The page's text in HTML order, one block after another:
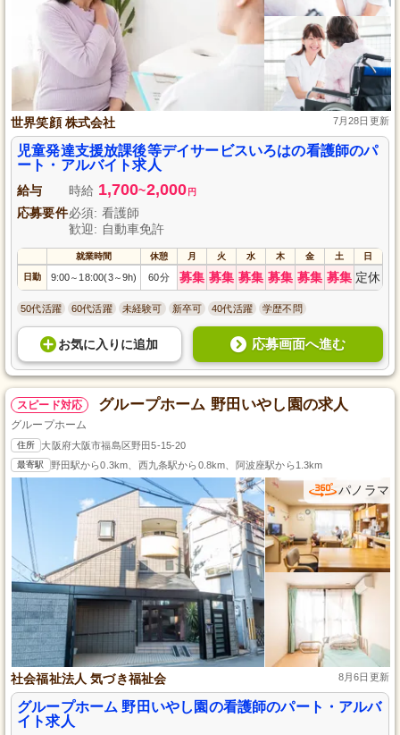
世界笑顔 株式会社 7月28日更新
児童発達支援放課後等デイサービスいろはの看護師のパ
ート・アルバイト求人
給与 時給 1,700~2,000 円
応募要件必須: 看護師
歓迎: 自動車免許
就業時間 休憩 月 火 水 木 金 土 日
日勤 9:00～ 18:00(3～9h) 60分 募集 募集 募集 募集 募集 募集 定休
50代活躍 60代活躍 未経験可 新卒可 40代活躍 学歴不問
お気に入り に追加 応募画面へ進む
スピード対応 グループホーム 野田いやし園の求人
グループホーム
住所 大阪府大阪市福島区野田5-15-20
最寄駅 野田駅から0.3km、西九条駅から0.8km、阿波座駅から1.3km
パノラマ
社会福祉法人 気づき福祉会 8月6日更新
グループホーム 野田いやし園の看護師のパート・アルバ
イト求人